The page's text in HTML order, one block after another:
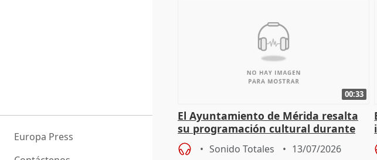
Europa Press
00:33
El Ayuntamiento de Mérida resalta
su programación cultural durante
todo el año
Sonido Totales 13/07/2026